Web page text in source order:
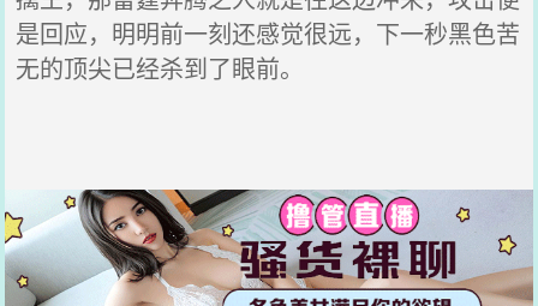
是回应，明明前一刻还感觉很远，下一秒黑色苦
无的顶尖已经杀到了眼前。